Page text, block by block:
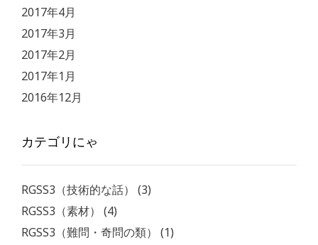
2017年4月
2017年3月
2017年2月
2017年1月
2016年12月
カテゴリにゃ
RGSS3（技術的な話）
(3)
RGSS3（素材）
(4)
RGSS3（難問・奇問の類）
(1)